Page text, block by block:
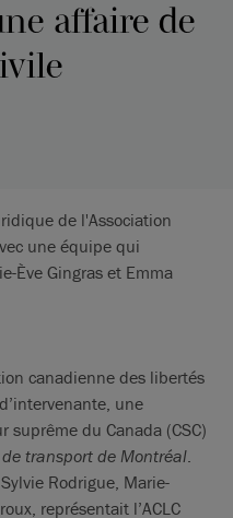
affaire de
de l'Association
une équipe qui
Ève Gingras et Emma
canadienne des libertés
une
suprême du Canada (CSC)
transport de Montréal.
Rodrigue, Marie-
représentait l’ACLC